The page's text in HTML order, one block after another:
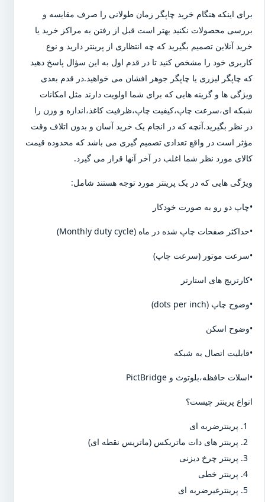
برای اینکه هنگام خرید چاپگر زمان طولانی را صرف مقایسه و
بررسی محصولات نکنید بهتر است قبل از رفتن به مراکز خرید یا
خرید آنلاین تصمیم بگیرید که چه انتظاری از پرینتر دارید و نوع
کاربری خود را مشخص کنید تا در قدم اول به این سؤال پاسخ دهید
که چاپگر لیزری یا چاپگر جوهر افشان می خواهید.در قدم بعدی
ویژگی ها و گزینه هایی که برای شما اولویت دارند مثل امکانات
شبکه ای،سرعت چاپ،کیفیت چاپ،ظرفیت کاغذ،اندازه و وزن را
در نظر بگیرید.آنچه که در انجام یک خرید آسان و بدون اتلاف وقت
مؤثر است در واقع تعدادی تصمیم گیری می باشد که محدوده قیمت
کالای مورد نظر شما اغلب در آخر آنها قرار می گیرد.
ویژگی هایی که در یک پرینتر مورد توجه هستند شامل:
•چاپ دو رو به صورت خودکار
•حداکثر صفحات چاپ شده در ماه (Monthly duty cycle)
•سرعت موتور (سرعت چاپ)
•کارتریج های استارتر
•وضوح چاپ (dots per inch)
•وضوح اسکن
•قابلیت اتصال به شبکه
•اسلات حافظه،بلوتوث و PictBridge
انواع پرینتر چیست؟
پرینترضربه ای
پرینتر های دات ماتریکس (ماتریس نقطه ای)
پرینتر چرخ دیزنی
پرینتر خطی
پرینترغیرضربه ای